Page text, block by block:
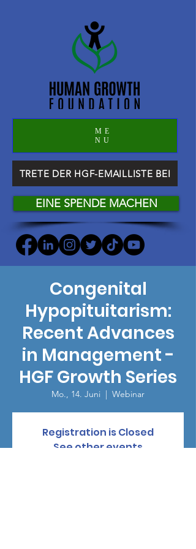
ME
NU
TRETE DER HGF-EMAILLISTE BEI
EINE SPENDE MACHEN
Congenital
Hypopituitarism:
Recent Advances
in Management -
HGF Growth Series
Mo., 14. Juni
  |
Webinar
Registration is Closed
See other events